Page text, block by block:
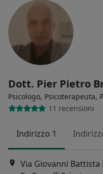
Dott. Pier Pietro
Psicologo, Psicoterapeuta,
11 recensioni
Indirizzo 1
Via Giovanni Battista